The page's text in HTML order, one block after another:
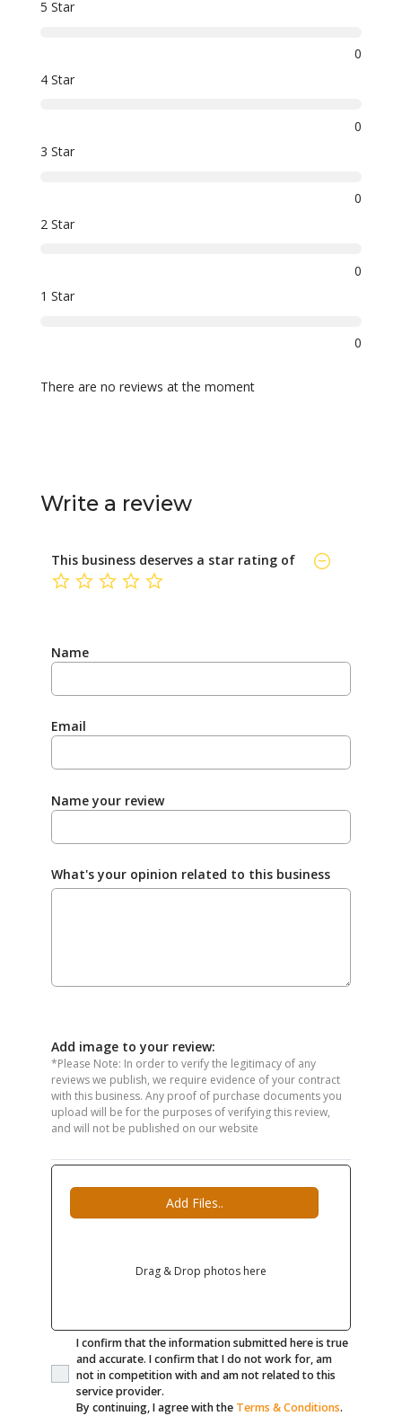
5 Star
0
4 Star
0
3 Star
0
2 Star
0
1 Star
0
There are no reviews at the moment
Write a review
This business deserves a star rating of
Name
Email
Name your review
What's your opinion related to this business
Add image to your review:
*Please Note: In order to verify the legitimacy of any
reviews we publish, we require evidence of your contract
with this business. Any proof of purchase documents you
upload will be for the purposes of verifying this review,
and will not be published on our website
Add Files..
Drag & Drop photos here
I confirm that the information submitted here is true
and accurate. I confirm that I do not work for, am
not in competition with and am not related to this
service provider.
By continuing, I agree with the Terms & Conditions.